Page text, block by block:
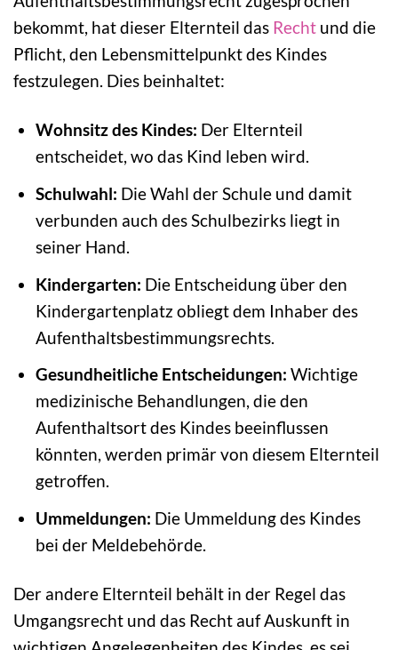
bekommt, hat dieser Elternteil das Recht und die
Pflicht, den Lebensmittelpunkt des Kindes
festzulegen. Dies beinhaltet:
Wohnsitz des Kindes: Der Elternteil
entscheidet, wo das Kind leben wird.
Schulwahl: Die Wahl der Schule und damit
verbunden auch des Schulbezirks liegt in
seiner Hand.
Kindergarten: Die Entscheidung über den
Kindergartenplatz obliegt dem Inhaber des
Aufenthaltsbestimmungsrechts.
Gesundheitliche Entscheidungen: Wichtige
medizinische Behandlungen, die den
Aufenthaltsort des Kindes beeinflussen
könnten, werden primär von diesem Elternteil
getroffen.
Ummeldungen: Die Ummeldung des Kindes
bei der Meldebehörde.
Der andere Elternteil behält in der Regel das
Umgangsrecht und das Recht auf Auskunft in